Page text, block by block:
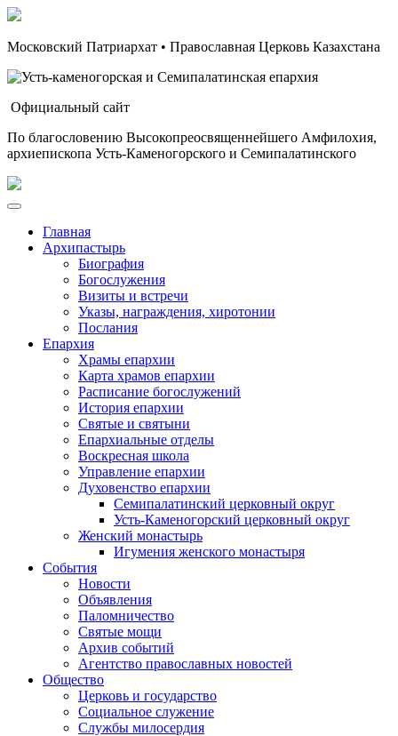
Московский Патриархат • Православная Церковь Казахстана
Официальный сайт
По благословению Высокопреосвященнейшего Амфилохия,
архиепископа Усть-Каменогорского и Семипалатинского
Главная
Архипастырь
Биография
Богослужения
Визиты и встречи
Указы, награждения, хиротонии
Послания
Епархия
Храмы епархии
Карта храмов епархии
Расписание богослужений
История епархии
Святые и святыни
Епархиальные отделы
Воскресная школа
Управление епархии
Духовенство епархии
Семипалатинский церковный округ
Усть-Каменогорский церковный округ
Женский монастырь
Игумения женского монастыря
События
Новости
Объявления
Паломничество
Святые мощи
Архив событий
Агентство православных новостей
Общество
Церковь и государство
Социальное служение
Службы милосердия